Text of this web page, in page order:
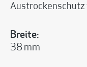
Breite:
38 mm